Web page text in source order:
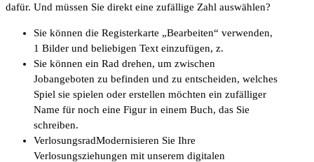
dafür. Und müssen Sie direkt eine zufällige Zahl auswählen?
Sie können die Registerkarte „Bearbeiten“ verwenden,
1 Bilder und beliebigen Text einzufügen, z.
Sie können ein Rad drehen, um zwischen
Jobangeboten zu befinden und zu entscheiden, welches
Spiel sie spielen oder erstellen möchten ein zufälliger
Name für noch eine Figur in einem Buch, das Sie
schreiben.
VerlosungsradModernisieren Sie Ihre
Verlosungsziehungen mit unserem digitalen